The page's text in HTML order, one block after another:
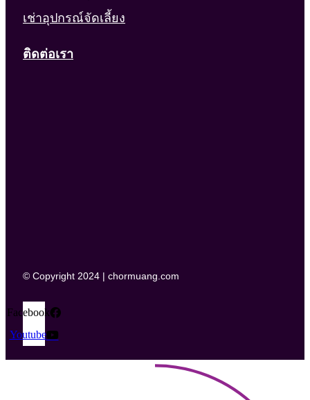
เช่าอุปกรณ์จัดเลี้ยง
ติดต่อเรา
© Copyright 2024 | chormuang.com
Facebook
Youtube